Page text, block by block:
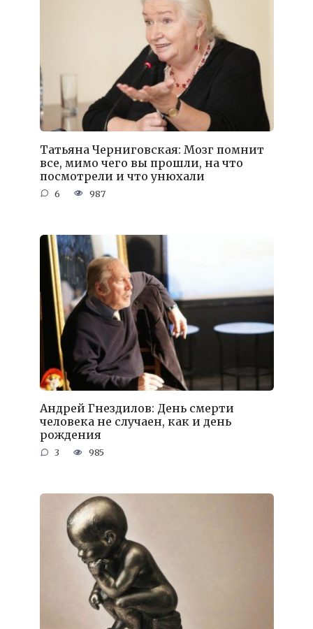
Татьяна Черниговская: Мозг помнит
все, мимо чего вы прошли, на что
посмотрели и что унюхали
6 987
Андрей Гнездилов: День смерти
человека не случаен, как и день
рождения
3 985